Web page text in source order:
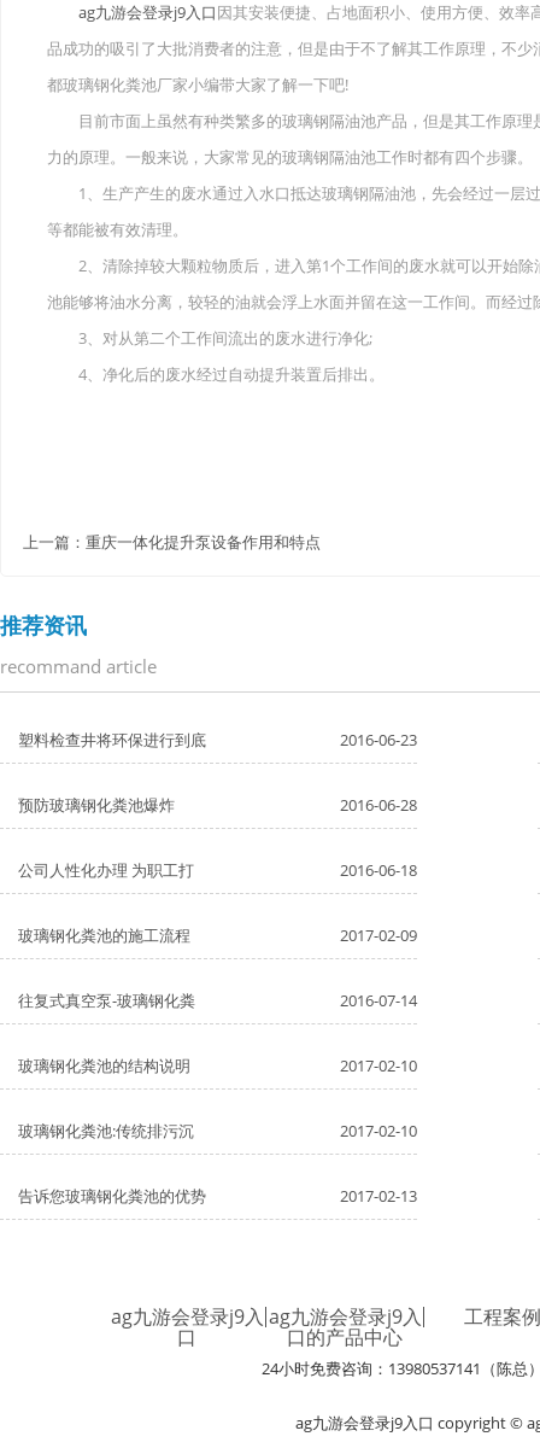
在安装绵阳玻璃钢化粪池时可能遇到这些难题
使用成都玻璃钢化粪池的七大好处你都记住了吗？
ag九游会登录j9入口因其安装便捷、占地面积小、使用方便、效
品成功的吸引了大批消费者的注意，但是由于不了解其工作原理，不
都玻璃钢化粪池厂家小编带大家了解一下吧!
目前市面上虽然有种类繁多的玻璃钢隔油池产品，但是其工作原理
力的原理。一般来说，大家常见的玻璃钢隔油池工作时都有四个步骤。
1、生产产生的废水通过入水口抵达玻璃钢隔油池，先会经过一层
等都能被有效清理。
2、清除掉较大颗粒物质后，进入第1个工作间的废水就可以开始除
池能够将油水分离，较轻的油就会浮上水面并留在这一工作间。而经
3、对从第二个工作间流出的废水进行净化;
4、净化后的废水经过自动提升装置后排出。
上一篇： 重庆一体化提升泵设备作用和特点
推荐资讯
recommand article
塑料检查井将环保进行到底 2016-06-23
预防玻璃钢化粪池爆炸 2016-06-28
公司人性化办理 为职工打 2016-06-18
玻璃钢化粪池的施工流程 2017-02-09
往复式真空泵-玻璃钢化粪 2016-07-14
玻璃钢化粪池的结构说明 2017-02-10
玻璃钢化粪池:传统排污沉 2017-02-10
告诉您玻璃钢化粪池的优势 2017-02-13
ag九游会登录j9入
口
ag九游会登录j9入
口的产品中心
工程案例
24小时免费咨询：13980537141（陈总
ag九游会登录j9入口 copyright ©